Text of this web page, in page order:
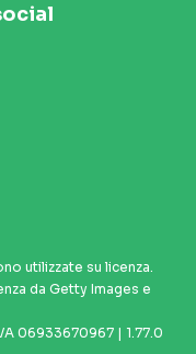
utilizzate su licenza.
da Getty Images e
06933670967 | 1.77.0